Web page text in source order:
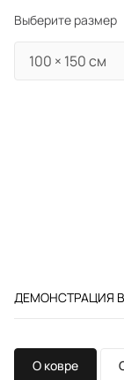
Выберите размер
ДЕМОНСТРАЦИЯ
О ковре